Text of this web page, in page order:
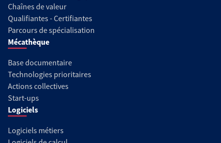
Chaînes de valeur
Qualifiantes - Certifiantes
Parcours de spécialisation
Mécathèque
Base documentaire
Technologies prioritaires
Actions collectives
Start-ups
Logiciels
Logiciels métiers